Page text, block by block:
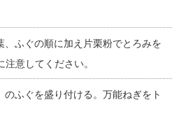
、ふぐの順に加え片栗粉でとろみを
意してください。
のふぐを盛り付ける。万能ねぎをト